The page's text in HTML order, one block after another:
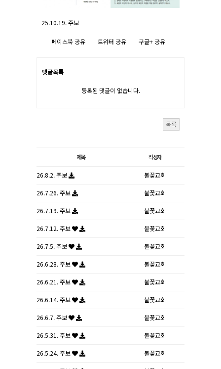
25.10.19. 주보
페이스북 공유 트위터 공유 구글+ 공유
댓글목록
등록된 댓글이 없습니다.
목록
제목 작성자
26.8.2. 주보 불꽃교회
26.7.26. 주보 불꽃교회
26.7.19. 주보 불꽃교회
26.7.12. 주보 불꽃교회
26.7.5. 주보 불꽃교회
26.6.28. 주보 불꽃교회
26.6.21. 주보 불꽃교회
26.6.14. 주보 불꽃교회
26.6.7. 주보 불꽃교회
26.5.31. 주보 불꽃교회
26.5.24. 주보 불꽃교회